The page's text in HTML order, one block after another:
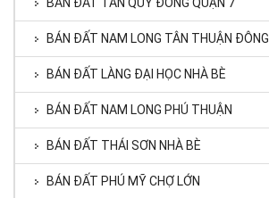
BÁN ĐẤT NAM LONG TÂN THUẬN ĐÔNG
BÁN ĐẤT LÀNG ĐẠI HỌC NHÀ BÈ
BÁN ĐẤT NAM LONG PHÚ THUẬN
BÁN ĐẤT THÁI SƠN NHÀ BÈ
BÁN ĐẤT PHÚ MỸ CHỢ LỚN